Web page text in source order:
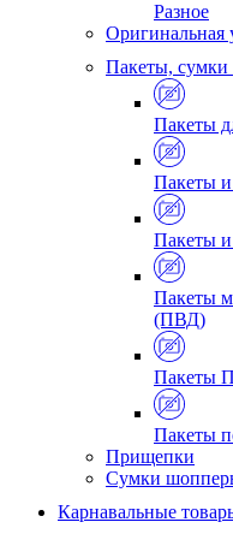
Разное
Оригинальная
Пакеты, сумки
Пакеты
Пакеты и
Пакеты и
Пакеты
(ПВД)
Пакеты
Пакеты
Прищепки
Сумки
Карнавальные